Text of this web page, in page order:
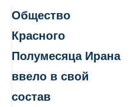
Общество
Красного
Полумесяца Ирана
ввело в свой
состав